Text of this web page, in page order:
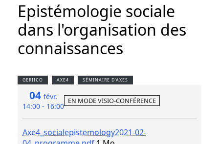
Epistémologie sociale
dans l'organisation des
connaissances
GERIICO AXE4 SÉMINAIRE D'AXES
04 févr.
14:00 - 16:00
EN MODE VISIO-CONFÉRENCE
Axe4_socialepistemology2021-02-